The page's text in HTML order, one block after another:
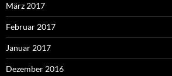
März 2017
Februar 2017
Januar 2017
Dezember 2016